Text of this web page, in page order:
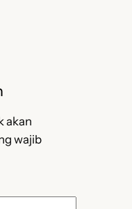
akan
wajib